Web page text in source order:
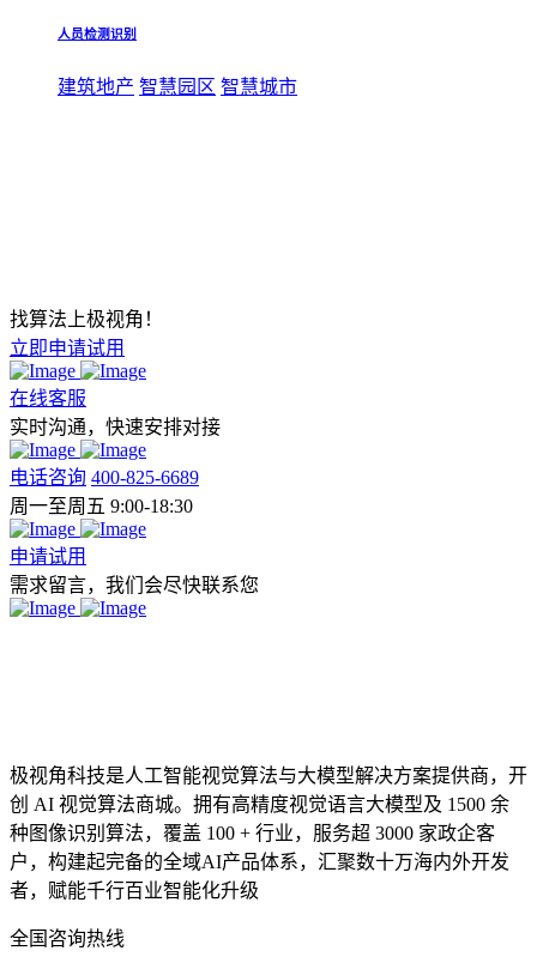
人员检测识别
建筑地产 智慧园区 智慧城市
找算法上极视角！
立即申请试用
在线客服
实时沟通，快速安排对接
电话咨询 400-825-6689
周一至周五 9:00-18:30
申请试用
需求留言，我们会尽快联系您
极视角科技是人工智能视觉算法与大模型解决方案提供商，开
创 AI 视觉算法商城。拥有高精度视觉语言大模型及 1500 余
种图像识别算法，覆盖 100 + 行业，服务超 3000 家政企客
户，构建起完备的全域AI产品体系，汇聚数十万海内外开发
者，赋能千行百业智能化升级
全国咨询热线